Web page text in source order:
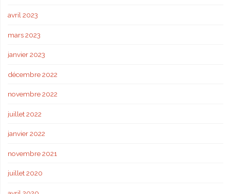
avril 2023
mars 2023
janvier 2023
décembre 2022
novembre 2022
juillet 2022
janvier 2022
novembre 2021
juillet 2020